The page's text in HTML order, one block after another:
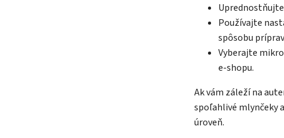
Používajte
spôsobu
Vyberajte
e-shopu.
Ak vám záleží na
spoľahlivé mlynčeky
úroveň.